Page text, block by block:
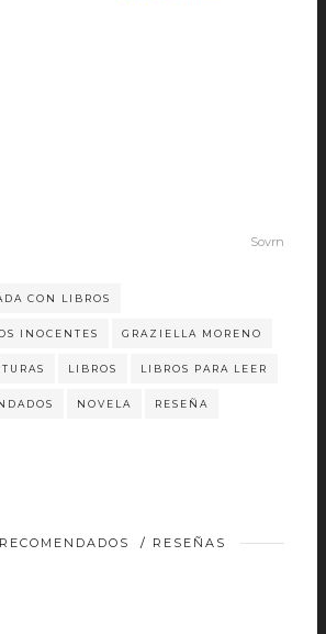
Sovrn
CON LIBROS
INOCENTES GRAZIELLA MORENO
LIBROS LIBROS PARA LEER
NOVELA RESEÑA
/ RESEÑAS